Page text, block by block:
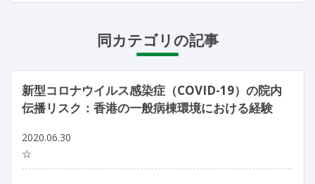
同カテゴリの記事
新型コロナウイルス感染症（COVID-19）の院内
伝播リスク：香港の一般病棟環境における経験
2020.06.30
☆